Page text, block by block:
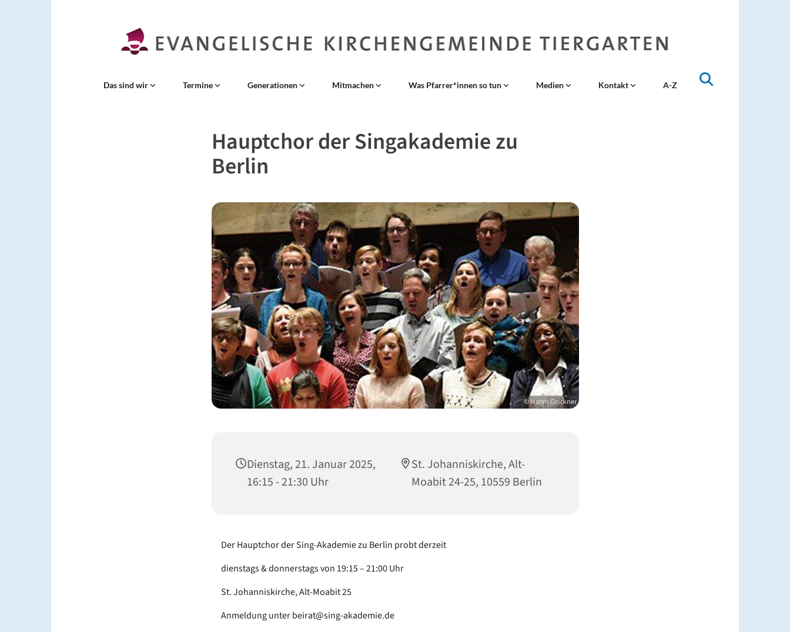
Das sind wir Termine Generationen Mitmachen Was Pfarrer*innen so tun Medien Kontakt A-Z
Hauptchor der Singakademie zu
Berlin
© Maren Glockner
Dienstag, 21. Januar 2025,
16:15 - 21:30 Uhr
St. Johanniskirche, Alt-
Moabit 24-25, 10559 Berlin
Der Hauptchor der Sing-Akademie zu Berlin probt derzeit
dienstags & donnerstags von 19:15 – 21:00 Uhr
St. Johanniskirche, Alt-Moabit 25
Anmeldung unter beirat@sing-akademie.de